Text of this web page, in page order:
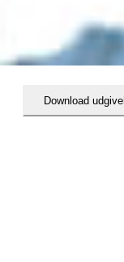
Download
Hent hæftet